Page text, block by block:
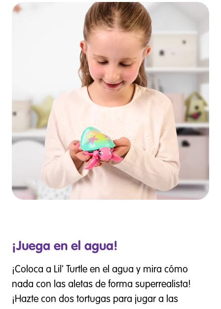
¡Juega en el agua!
¡Coloca a Lil' Turtle en el agua y mira cómo
nada con las aletas de forma superrealista!
¡Hazte con dos tortugas para jugar a las